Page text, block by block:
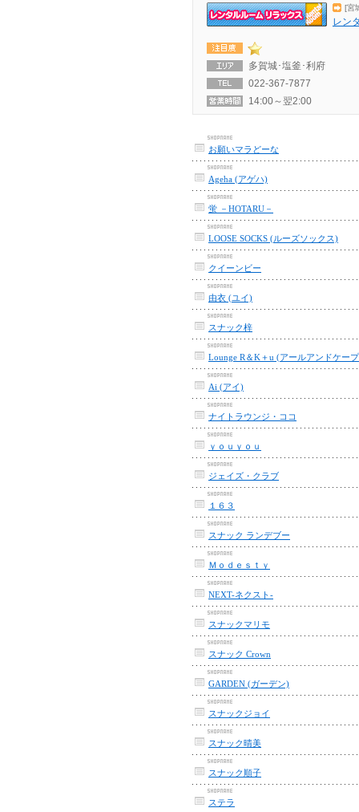
[宮
レン
多賀城･塩釜･利府
022-367-7877
14:00～翌2:00
お願いマラどーな
Ageha (アゲハ)
蛍 －HOTARU－
LOOSE SOCKS (ルーズソックス)
クイーンビー
由衣 (ユイ)
スナック梓
Lounge R＆K＋u (アールアンドケー
Ai (アイ)
ナイトラウンジ・ココ
ｙｏｕｙｏｕ
ジェイズ・クラブ
１６３
スナック ランデブー
Ｍｏｄｅｓｔｙ
NEXT-ネクスト-
スナックマリモ
スナック Crown
GARDEN (ガーデン)
スナックジョイ
スナック晴美
スナック順子
ステラ